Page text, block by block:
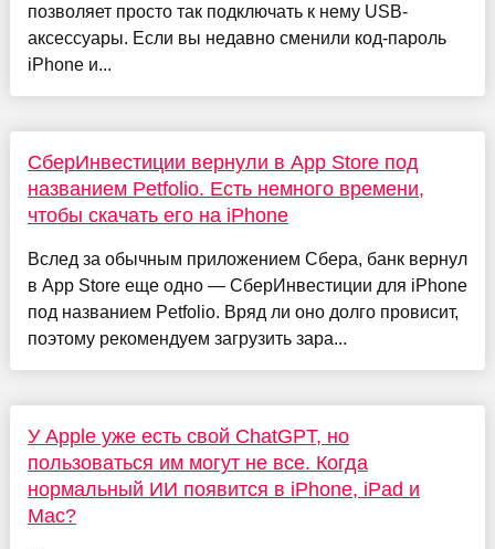
позволяет просто так подключать к нему USB-
аксессуары. Если вы недавно сменили код-пароль
iPhone и...
СберИнвестиции вернули в App Store под
названием Petfolio. Есть немного времени,
чтобы скачать его на iPhone
Вслед за обычным приложением Сбера, банк вернул
в App Store еще одно — СберИнвестиции для iPhone
под названием Petfolio. Вряд ли оно долго провисит,
поэтому рекомендуем загрузить зара...
У Apple уже есть свой ChatGPT, но
пользоваться им могут не все. Когда
нормальный ИИ появится в iPhone, iPad и
Mac?